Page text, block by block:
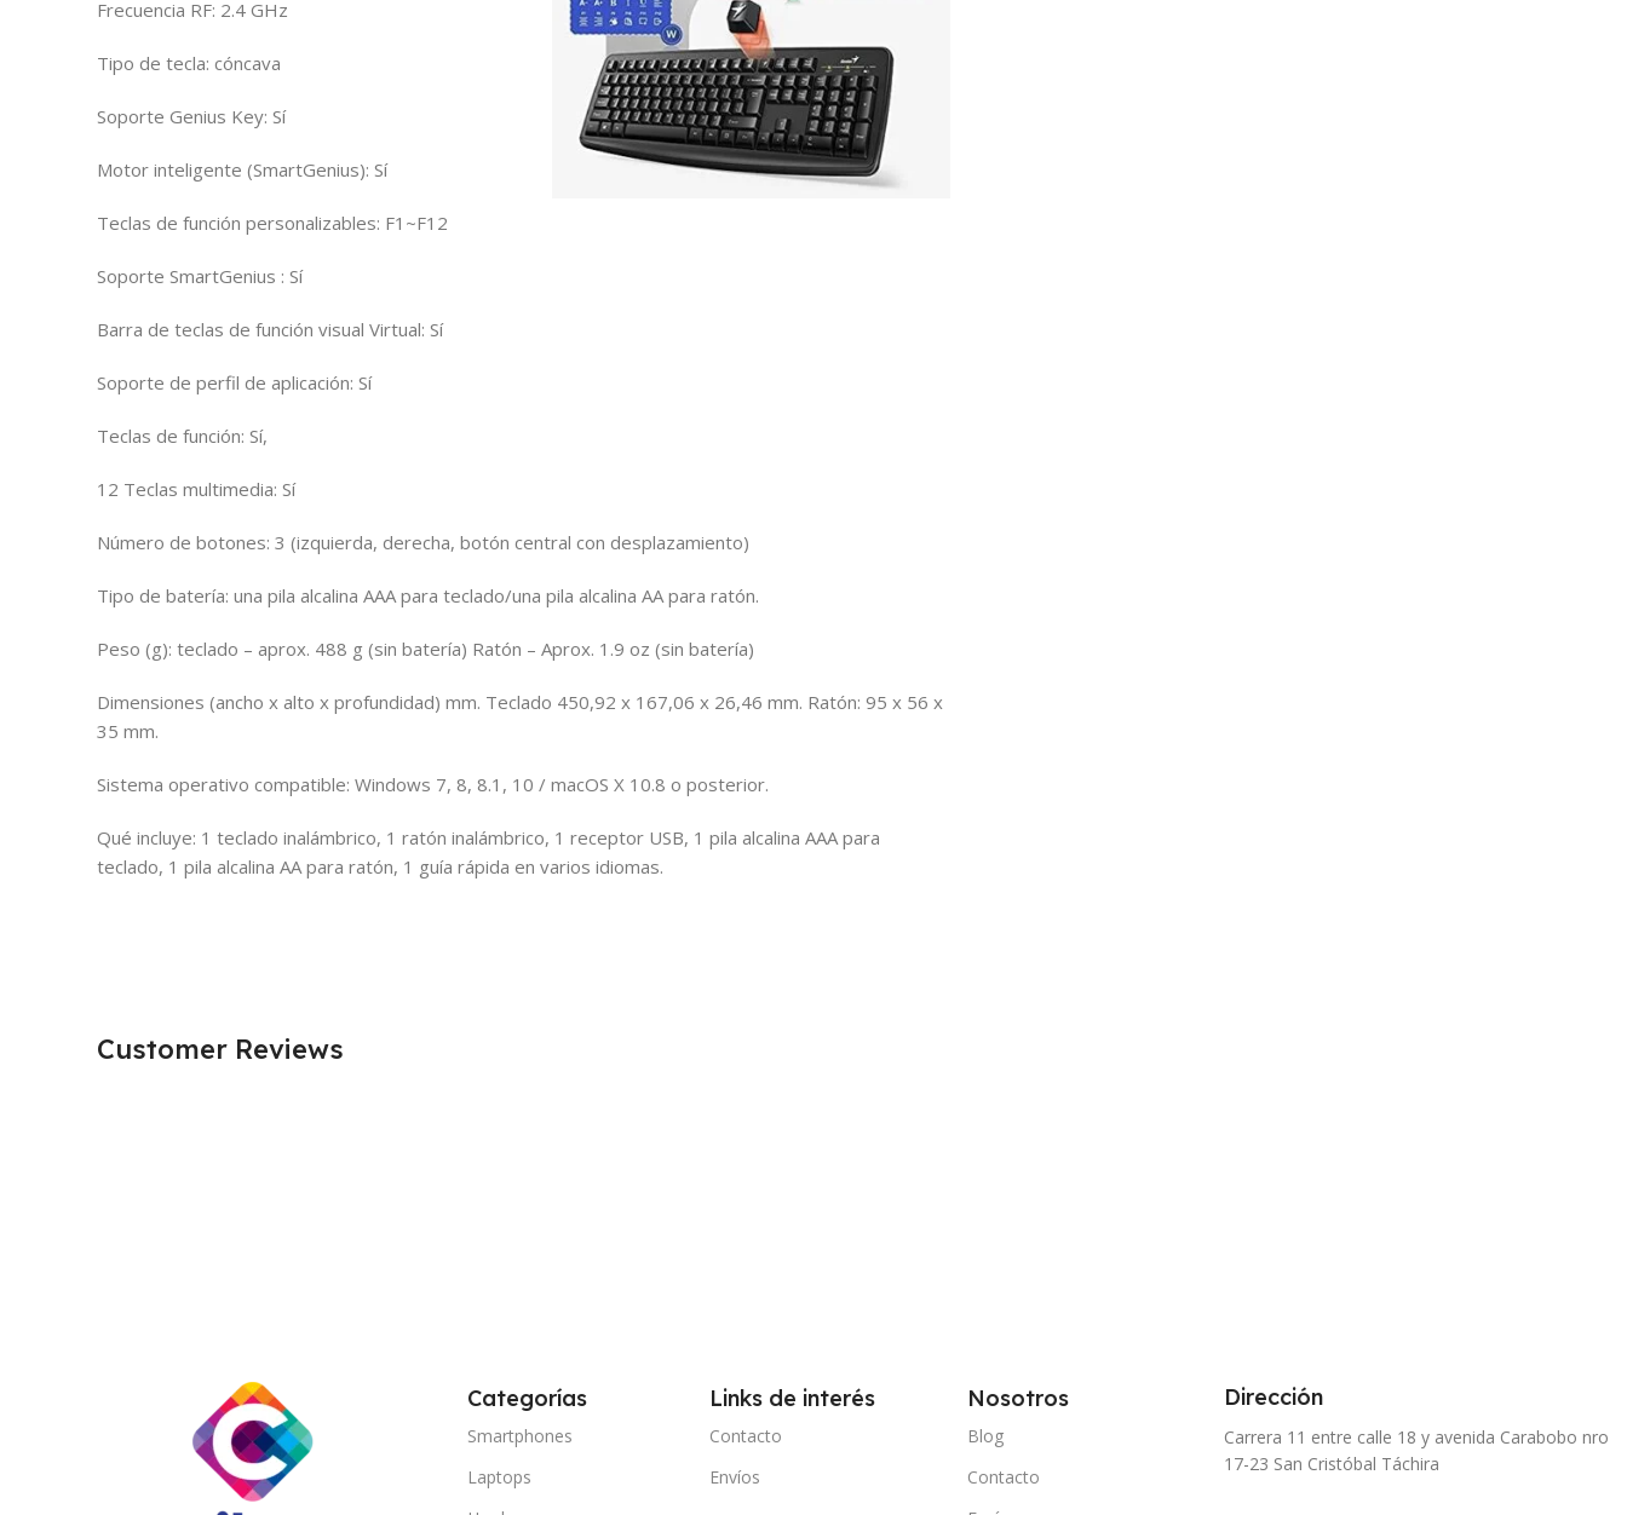
Frecuencia RF: 2.4 GHz
Tipo de tecla: cóncava
Soporte Genius Key: Sí
Motor inteligente (SmartGenius): Sí
Teclas de función personalizables: F1~F12
Soporte SmartGenius : Sí
Barra de teclas de función visual Virtual: Sí
Soporte de perfil de aplicación: Sí
Teclas de función: Sí,
12 Teclas multimedia: Sí
Número de botones: 3 (izquierda, derecha, botón central con desplazamiento)
Tipo de batería: una pila alcalina AAA para teclado/una pila alcalina AA para ratón.
Peso (g): teclado – aprox. 488 g (sin batería) Ratón – Aprox. 1.9 oz (sin batería)
Dimensiones (ancho x alto x profundidad) mm. Teclado 450,92 x 167,06 x 26,46 mm. Ratón: 95 x 56 x
35 mm.
Sistema operativo compatible: Windows 7, 8, 8.1, 10 / macOS X 10.8 o posterior.
Qué incluye: 1 teclado inalámbrico, 1 ratón inalámbrico, 1 receptor USB, 1 pila alcalina AAA para
teclado, 1 pila alcalina AA para ratón, 1 guía rápida en varios idiomas.
Customer Reviews
Categorías
Smartphones
Laptops
Links de interés
Contacto
Envíos
Nosotros
Blog
Contacto
Dirección
Carrera 11 entre calle 18 y avenida Carabobo nro
17-23 San Cristóbal Táchira